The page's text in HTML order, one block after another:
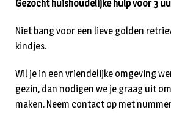
Gezocht huishoudelijke hulp voor 3
Niet bang voor een lieve golden
kindjes.
Wil je in een vriendelijke omgeving
gezin, dan nodigen we je graag uit
maken. Neem contact op met